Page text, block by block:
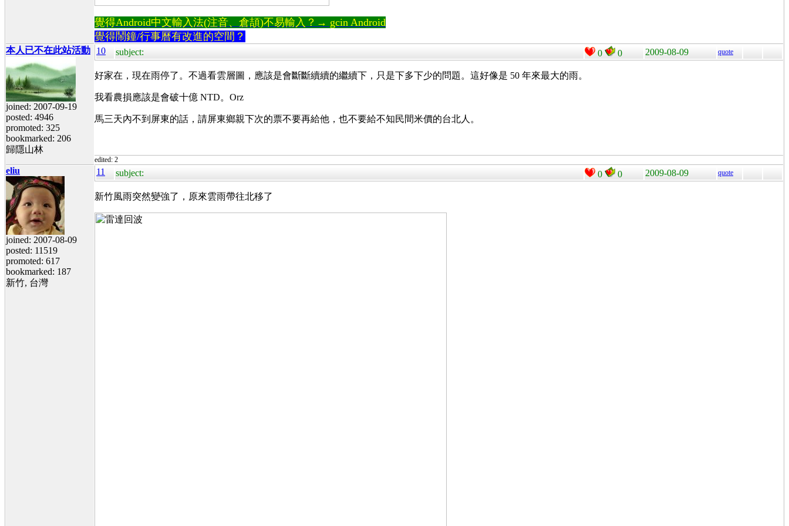
覺得Android中文輸入法(注音、倉頡)不易輸入？→ gcin Android
覺得鬧鐘/行事曆有改進的空間？
本人已不在此站活動
joined: 2007-09-19
posted: 4946
promoted: 325
bookmarked: 206
歸隱山林
10 subject: 0 0 2009-08-09 quote
好家在，現在雨停了。不過看雲層圖，應該是會斷斷續續的繼續下，只是下多下少的問題。這好像是 50 年來最大的雨。
我看農損應該是會破十億 NTD。Orz
馬三天內不到屏東的話，請屏東鄉親下次的票不要再給他，也不要給不知民間米價的台北人。
edited: 2
eliu
joined: 2007-08-09
posted: 11519
promoted: 617
bookmarked: 187
新竹, 台灣
11 subject: 0 0 2009-08-09 quote
新竹風雨突然變強了，原來雲雨帶往北移了